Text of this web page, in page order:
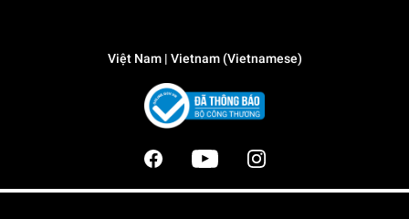
Việt Nam | Vietnam (Vietnamese)